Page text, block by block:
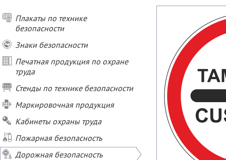
Плакаты по технике
безопасности
Знаки безопасности
Печатная продукция по охране
труда
Стенды по технике безопасности
Маркировочная продукция
Кабинеты охраны труда
Пожарная безопасность
Дорожная безопасность